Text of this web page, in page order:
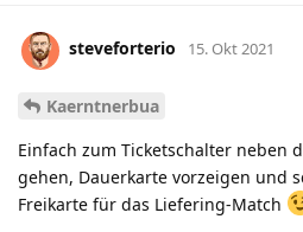
steveforterio 15. Okt 2021
Kaerntnerbua
Einfach zum Ticketschalter neben
gehen, Dauerkarte vorzeigen und
Freikarte für das Liefering-Match